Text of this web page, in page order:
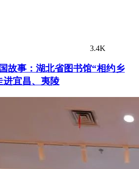
3.4K
故事：湖北省图书馆“相约乡
进宜昌、夷陵